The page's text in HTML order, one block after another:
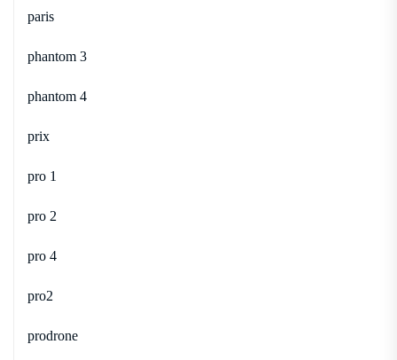
paris
phantom 3
phantom 4
prix
pro 1
pro 2
pro 4
pro2
prodrone